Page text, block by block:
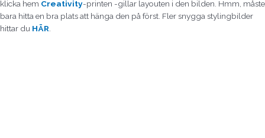
klicka hem Creativity-printen -gillar layouten i den bilden. Hmm, måste
bara hitta en bra plats att hänga den på först. Fler snygga stylingbilder
hittar du HÄR